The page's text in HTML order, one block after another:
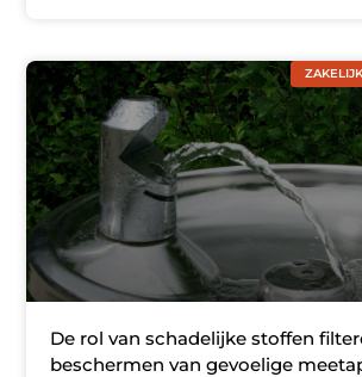
De rol van schadelijke stoffen
beschermen van gevoelige